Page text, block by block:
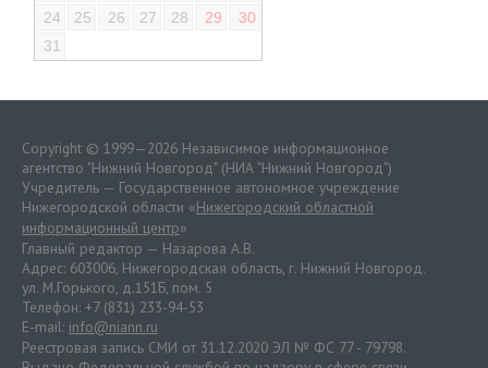
24
25 26 27 28 29
30
31
Copyright © 1999—2026 Независимое информационное
агентство "Нижний Новгород" (НИА "Нижний Новгород")
Учредитель — Государственное автономное учреждение
Нижегородской области «Нижегородский областной
информационный центр»
Главный редактор — Назарова А.В.
Адрес: 603006, Нижегородская область, г. Нижний Новгород.
ул. М.Горького, д.151Б, пом. 5
Телефон: +7 (831) 233-94-53
E-mail: info@niann.ru
Реестровая запись СМИ от 31.12.2020 ЭЛ № ФС 77 - 79798.